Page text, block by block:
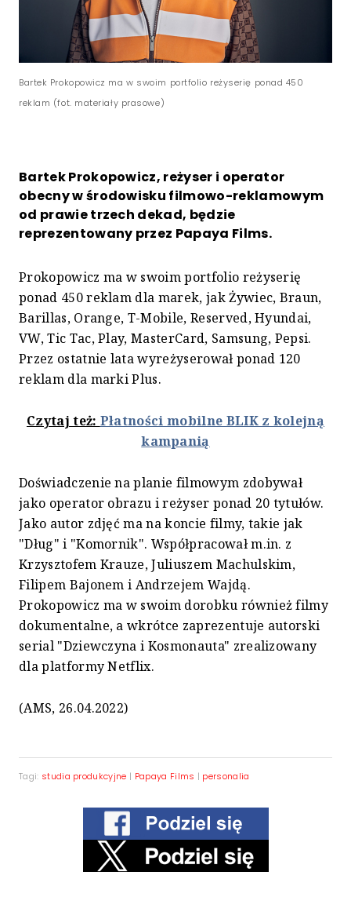
Bartek Prokopowicz ma w swoim portfolio reżyserię ponad 450
reklam (fot. materiały prasowe)
Bartek Prokopowicz, reżyser i operator
obecny w środowisku filmowo-reklamowym
od prawie trzech dekad, będzie
reprezentowany przez Papaya Films.
Prokopowicz ma w swoim portfolio reżyserię
ponad 450 reklam dla marek, jak Żywiec, Braun,
Barillas, Orange, T-Mobile, Reserved, Hyundai,
VW, Tic Tac, Play, MasterCard, Samsung, Pepsi.
Przez ostatnie lata wyreżyserował ponad 120
reklam dla marki Plus.
Czytaj też: Płatności mobilne BLIK z kolejną
kampanią
Doświadczenie na planie filmowym zdobywał
jako operator obrazu i reżyser ponad 20 tytułów.
Jako autor zdjęć ma na koncie filmy, takie jak
"Dług" i "Komornik". Współpracował m.in. z
Krzysztofem Krauze, Juliuszem Machulskim,
Filipem Bajonem i Andrzejem Wajdą.
Prokopowicz ma w swoim dorobku również filmy
dokumentalne, a wkrótce zaprezentuje autorski
serial "Dziewczyna i Kosmonauta" zrealizowany
dla platformy Netflix.
(AMS, 26.04.2022)
Tagi: studia produkcyjne | Papaya Films | personalia